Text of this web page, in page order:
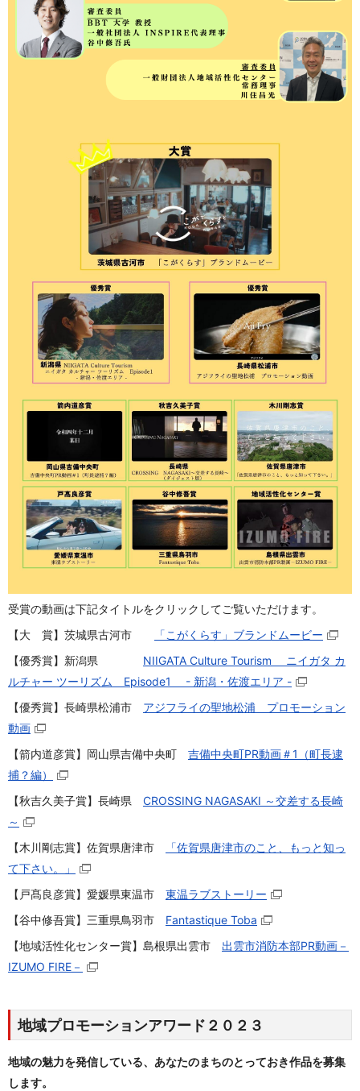
受賞の動画は下記タイトルをクリックしてご覧いただけます。
【大 賞】茨城県古河市
「こがくらす」ブランドムービー
【優秀賞】新潟県 NIIGATA Culture Tourism ニイガタ カ
ルチャー ツーリズム Episode1 - 新潟・佐渡エリア -
【優秀賞】長崎県松浦市 アジフライの聖地松浦 プロモーション
動画
【箭内道彦賞】岡山県吉備中央町 吉備中央町PR動画＃1（町長逮
捕？編）
【秋吉久美子賞】長崎県 CROSSING NAGASAKI ～交差する長崎
～
【木川剛志賞】佐賀県唐津市
「佐賀県唐津市のこと、もっと知っ
て下さい。」
【戸髙良彦賞】愛媛県東温市 東温ラブストーリー
【谷中修吾賞】三重県鳥羽市 Fantastique Toba
【地域活性化センター賞】島根県出雲市 出雲市消防本部PR動画－
IZUMO FIRE－
地域プロモーションアワード２０２３
地域の魅力を発信している、あなたのまちのとっておき作品を募集
します。